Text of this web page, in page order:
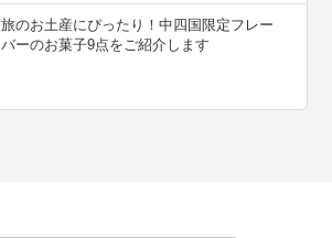
旅のお土産にぴったり！中四国限定フレー
バーのお菓子9点をご紹介します